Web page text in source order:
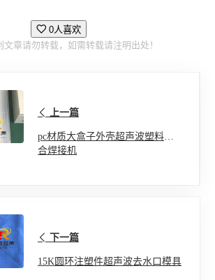
0人喜欢
文章请勿转载，如需转载请注明出处！
上一篇
pc材质大盒子外壳超声波塑料压
合焊接机
下一篇
15K圆环注塑件超声波去水口模具